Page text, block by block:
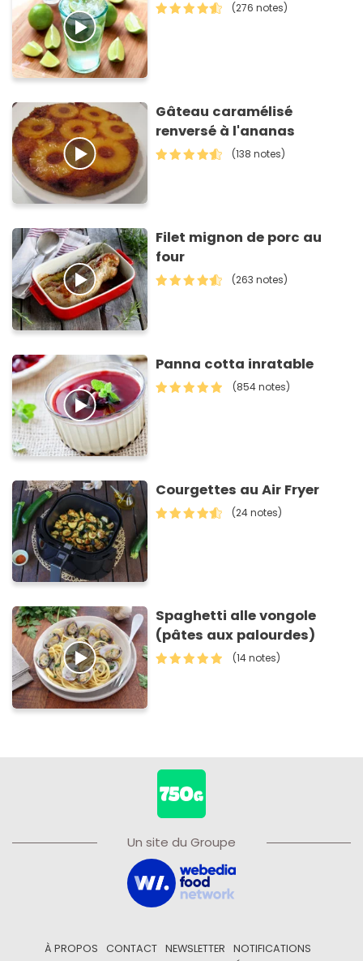
(276 notes)
Gâteau caramélisé
renversé à l'ananas
(138 notes)
Filet mignon de porc au
four
(263 notes)
Panna cotta inratable
(854 notes)
Courgettes au Air Fryer
(24 notes)
Spaghetti alle vongole
(pâtes aux palourdes)
(14 notes)
Un site du Groupe
À PROPOS CONTACT NEWSLETTER
NOTIFICATIONS